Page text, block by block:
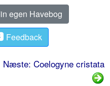
egen Havebog
Feedback
Næste: Coelogyne cristata